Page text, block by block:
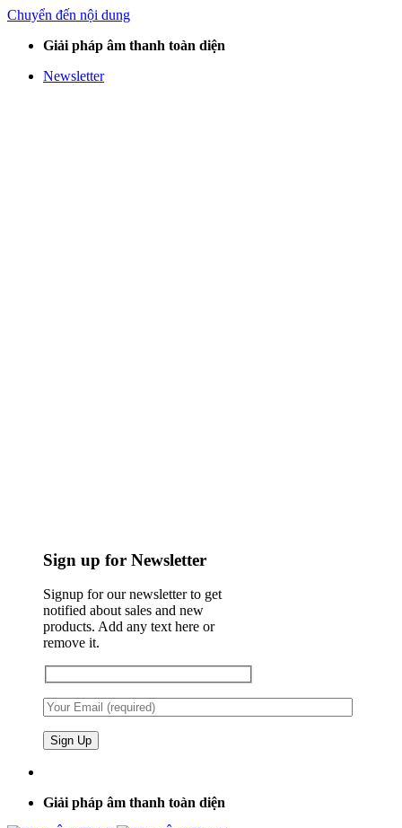
Chuyển đến nội dung
Giải pháp âm thanh toàn diện
Newsletter
Sign up for Newsletter
Signup for our newsletter to get
notified about sales and new
products. Add any text here or
remove it.
Giải pháp âm thanh toàn diện